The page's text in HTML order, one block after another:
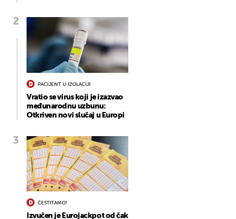
PACIJENT U IZOLACIJI
Vratio se virus koji je izazvao
međunarodnu uzbunu:
Otkriven novi slučaj u Europi
ČESTITAMO!
Izvučen je Eurojackpot od čak